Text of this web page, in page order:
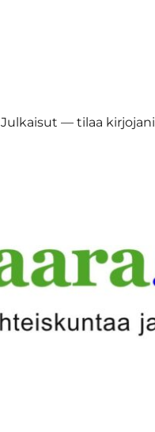
Julkaisut — tilaa kirjojani